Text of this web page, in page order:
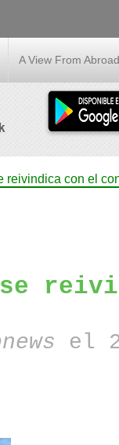
A View From Abroad
reivindica con el
el